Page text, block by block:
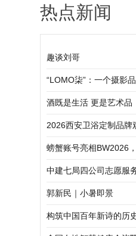
诗歌咏颂会
热点新闻
趣谈刘哥
“LOMO柒”：一个摄影
之路
酒既是生活 更是艺术品
2026西安卫浴定制品牌
觅得生活质感
螃蟹账号亮相BW2026
浸式玩家互动体验
中建七局四公司志愿服
郭新民｜小暑即景
构筑中国百年新诗的历